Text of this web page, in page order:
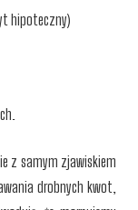
hipoteczny)
z samym zjawiskiem
drobnych kwot,